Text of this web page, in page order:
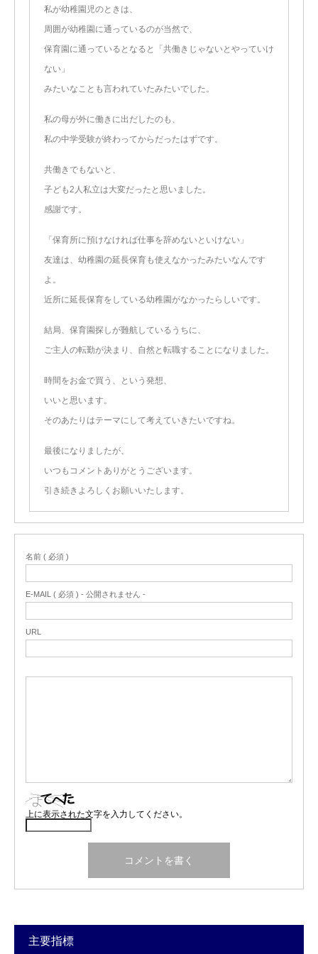
私が幼稚園児のときは、
周囲が幼稚園に通っているのが当然で、
保育園に通っているとなると「共働きじゃないとやっていけ
ない」
みたいなことも言われていたみたいでした。
私の母が外に働きに出だしたのも、
私の中学受験が終わってからだったはずです。
共働きでもないと、
子ども2人私立は大変だったと思いました。
感謝です。
「保育所に預けなければ仕事を辞めないといけない」
友達は、幼稚園の延長保育も使えなかったみたいなんです
よ。
近所に延長保育をしている幼稚園がなかったらしいです。
結局、保育園探しが難航しているうちに、
ご主人の転勤が決まり、自然と転職することになりました。
時間をお金で買う、という発想、
いいと思います。
そのあたりはテーマにして考えていきたいですね。
最後になりましたが、
いつもコメントありがとうございます。
引き続きよろしくお願いいたします。
名前 ( 必須 )
E-MAIL ( 必須 ) - 公開されません -
URL
上に表示された文字を入力してください。
主要指標